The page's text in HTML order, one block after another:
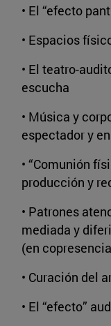
• El “efecto
• Espacios
• El teatro-
escucha
• Música y
espectador y
• “Comunión
producción y
• Patrones
mediada y
(en
• Curación del
• El “efecto”